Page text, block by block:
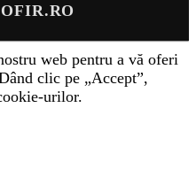
web pentru a vă oferi
clic pe „Accept”,
urilor.